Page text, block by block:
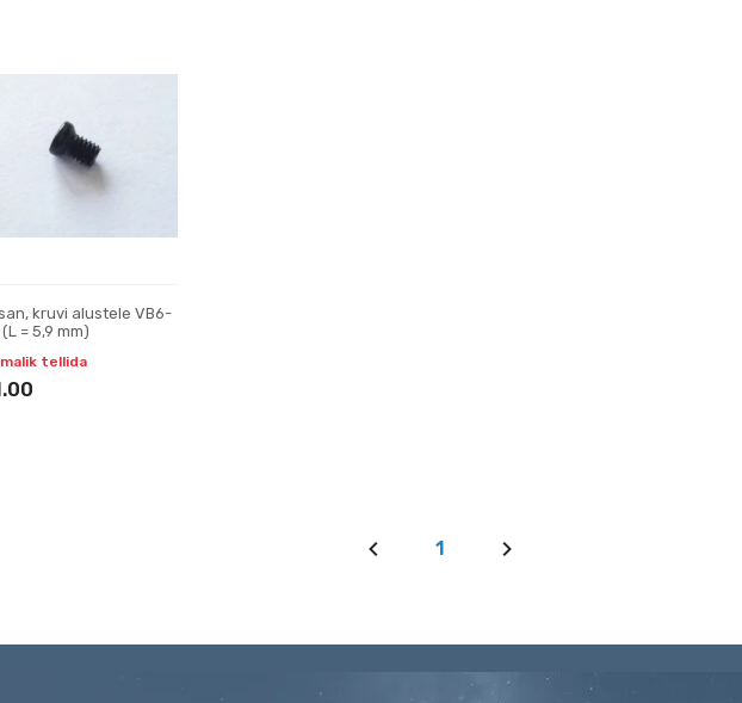
kruvi alustele VB6-
= 5,9 mm)
tellida
1